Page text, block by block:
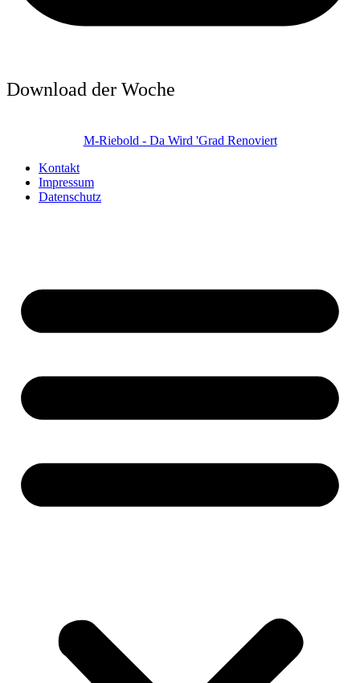
Download der Woche
M-Riebold - Da Wird 'Grad Renoviert
Kontakt
Impressum
Datenschutz